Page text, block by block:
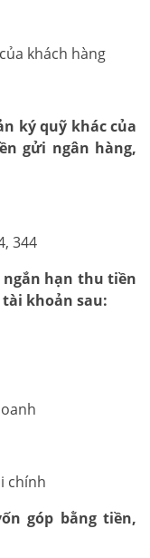
khách hàng
ký quỹ khác của
gửi ngân hàng,
344
ngắn hạn thu tiền
khoản sau:
chính
góp bằng tiền,